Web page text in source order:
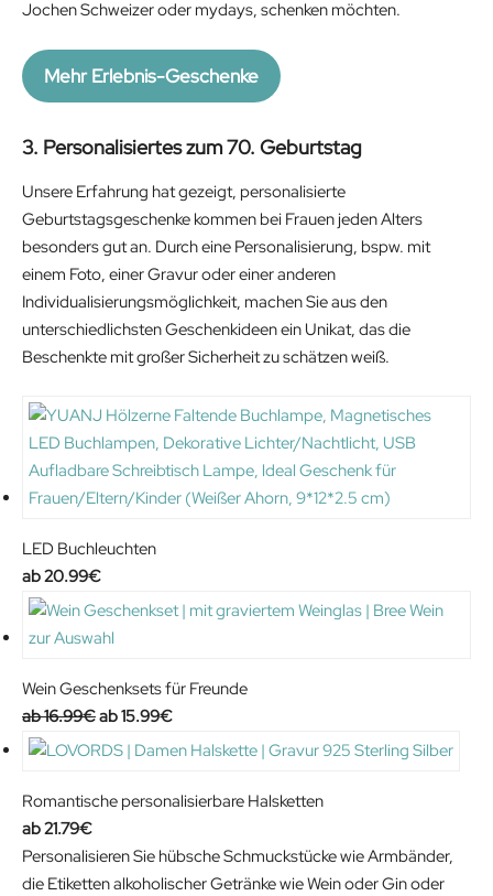
Jochen Schweizer oder mydays, schenken möchten.
Mehr Erlebnis-Geschenke
3. Personalisiertes zum 70. Geburtstag
Unsere Erfahrung hat gezeigt, personalisierte
Geburtstagsgeschenke kommen bei Frauen jeden Alters
besonders gut an. Durch eine Personalisierung, bspw. mit
einem Foto, einer Gravur oder einer anderen
Individualisierungsmöglichkeit, machen Sie aus den
unterschiedlichsten Geschenkideen ein Unikat, das die
Beschenkte mit großer Sicherheit zu schätzen weiß.
LED Buchleuchten
20.99€
Wein Geschenksets für Freunde
16.99€O
r
g
n
a
15.99€C
u
r
n
t
Romantische personalisierbare Halsketten
21.79€
Personalisieren Sie hübsche Schmuckstücke wie Armbänder,
die Etiketten alkoholischer Getränke wie Wein oder Gin oder